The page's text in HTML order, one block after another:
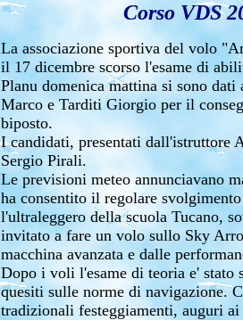
Corso VDS
La associazione sportiva del volo
il 17 dicembre scorso l'esame di
Planu domenica mattina si sono
Marco e Tarditi Giorgio per il
biposto.
I candidati, presentati dall'istruttore
Sergio Pirali.
Le previsioni meteo annunciavano
ha consentito il regolare
l'ultraleggero della scuola Tucano,
invitato a fare un volo sullo Sky
macchina avanzata e dalle
Dopo i voli l'esame di teoria e'
quesiti sulle norme di navigazione.
tradizionali festeggiamenti, auguri